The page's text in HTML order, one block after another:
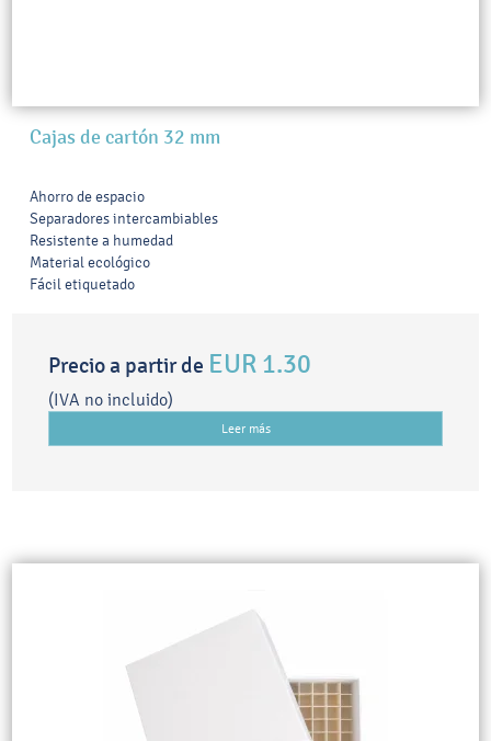
Cajas de cartón 32 mm
Ahorro de espacio
Separadores intercambiables
Resistente a humedad
Material ecológico
Fácil etiquetado
Precio a partir de EUR 1.30
(IVA no incluido)
Leer más